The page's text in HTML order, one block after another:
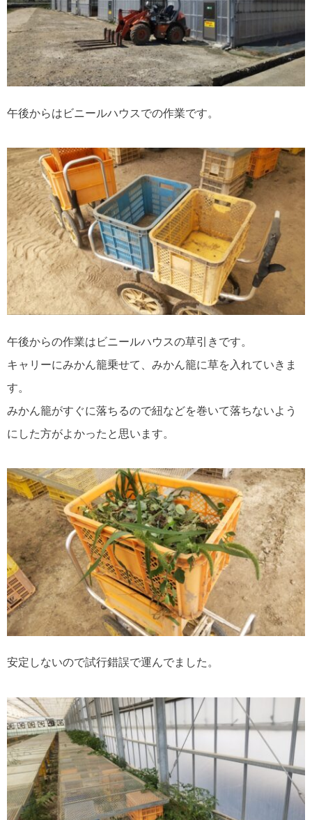
午後からはビニールハウスでの作業です。
午後からの作業はビニールハウスの草引きです。
キャリーにみかん籠乗せて、みかん籠に草を入れていきま
す。
みかん籠がすぐに落ちるので紐などを巻いて落ちないよう
にした方がよかったと思います。
安定しないので試行錯誤で運んでました。